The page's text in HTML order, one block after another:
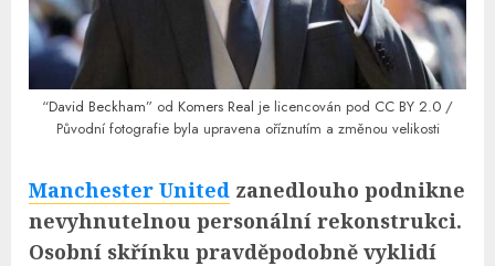
“David Beckham” od Komers Real je licencován pod CC BY 2.0 /
Původní fotografie byla upravena oříznutím a změnou velikosti
Manchester United zanedlouho podnikne
nevyhnutelnou personální rekonstrukci.
Osobní skřínku pravděpodobně vyklidí